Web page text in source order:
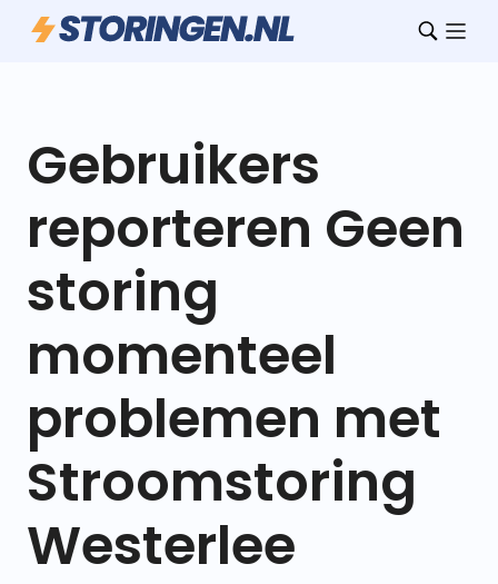
Gebruikers
reporteren Geen
storing
momenteel
problemen met
Stroomstoring
Westerlee